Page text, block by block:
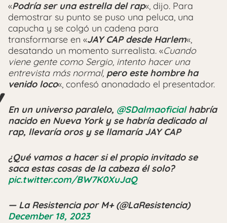
«Podría ser una estrella del rap«, dijo. Para
demostrar su punto se puso una peluca, una
capucha y se colgó un cadena para
transformarse en «JAY CAP desde Harlem«,
desatando un momento surrealista. «Cuando
viene gente como Sergio, intento hacer una
entrevista más normal, pero este hombre ha
venido loco«, confesó anonadado el presentador.
En un universo paralelo, @SDalmaoficialhabría
nacido en Nueva York y se habría dedicado al
rap, llevaría oros y se llamaría JAY CAP
¿Qué vamos a hacer si el propio invitado se
saca estas cosas de la cabeza él solo?
pic.twitter.com/BW7K0XuJaQ
— La Resistencia por M+ (@LaResistencia)
December 18, 2023